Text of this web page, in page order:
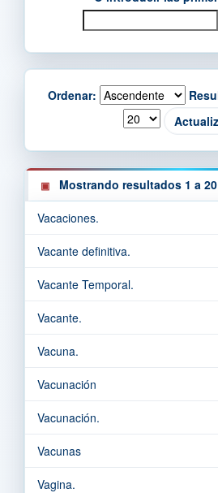
Ordenar:
Mostrando resultados 1 a
Vacaciones.
Vacante definitiva.
Vacante Temporal.
Vacante.
Vacuna.
Vacunación
Vacunación.
Vacunas
Vagina.